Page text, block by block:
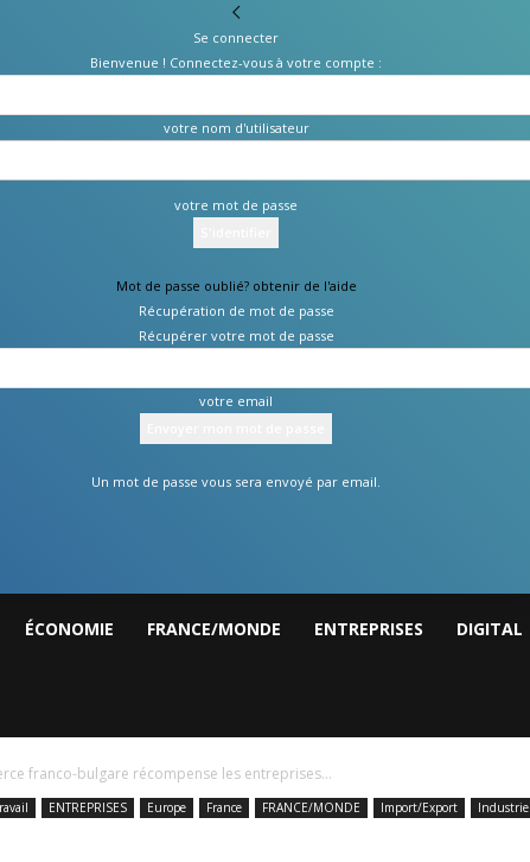
Se connecter
Bienvenue ! Connectez-vous à votre compte :
votre nom d'utilisateur
votre mot de passe
Mot de passe oublié? obtenir de l'aide
Récupération de mot de passe
Récupérer votre mot de passe
votre email
Un mot de passe vous sera envoyé par email.
ÉCONOMIE FRANCE/MONDE ENTREPRISES DIGITAL
franco-bulgare récompense les entreprises...
ENTREPRISES Europe France FRANCE/MONDE Import/Export Industrie